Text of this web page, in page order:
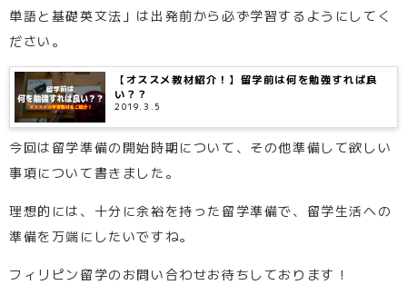
単語と基礎英文法」は出発前から必ず学習するようにしてく
ださい。
【オススメ教材紹介！】留学前は何を勉強すれば良
い？？
2019.3.5
今回は留学準備の開始時期について、その他準備して欲しい
事項について書きました。
理想的には、十分に余裕を持った留学準備で、留学生活への
準備を万端にしたいですね。
フィリピン留学のお問い合わせお待ちしております！